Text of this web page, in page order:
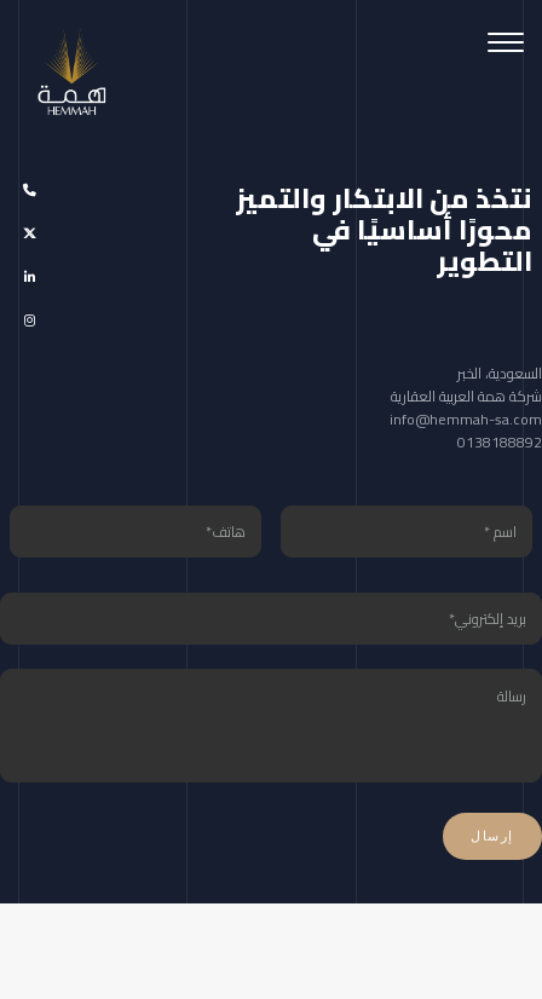
Toggle navigation
نتخذ من الابتكار والتميز
محورًا أساسيًا في
التطوير
السعودية، الخبر
شركة همة العربية العقارية
info@hemmah-sa.com
0138188892